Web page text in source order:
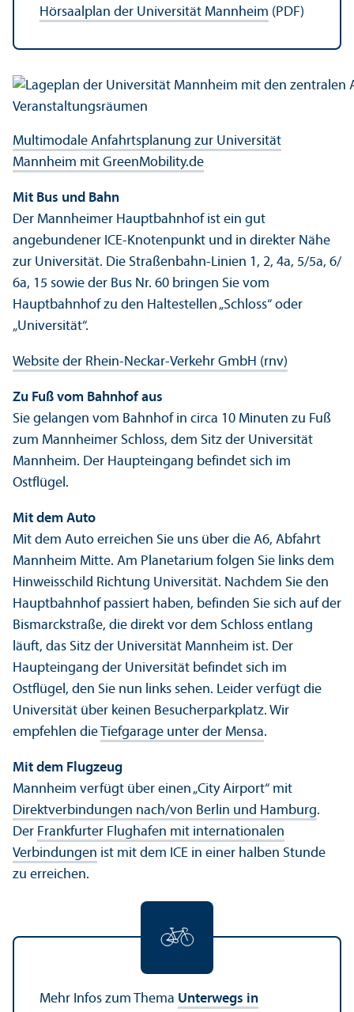
Hörsaalplan der Universität Mannheim (PDF)
Multimodale Anfahrtsplanung zur Universität
Mannheim mit GreenMobility.de
Mit Bus und Bahn
Der Mannheimer Hauptbahnhof ist ein gut
angebundener ICE-Knotenpunkt und in direkter Nähe
zur Universität. Die Straßenbahn-Linien 1, 2, 4a, 5/5a, 6/
6a, 15 sowie der Bus Nr. 60 bringen Sie vom
Hauptbahnhof zu den Haltestellen „Schloss“ oder
„Universität“.
Website der Rhein-Neckar-Verkehr GmbH (rnv)
Zu Fuß vom Bahnhof aus
Sie gelangen vom Bahnhof in circa 10 Minuten zu Fuß
zum Mannheimer Schloss, dem Sitz der Universität
Mannheim. Der Haupteingang befindet sich im
Ostflügel.
Mit dem Auto
Mit dem Auto erreichen Sie uns über die A6, Abfahrt
Mannheim Mitte. Am Planetarium folgen Sie links dem
Hinweisschild Richtung Universität. Nachdem Sie den
Hauptbahnhof passiert haben, befinden Sie sich auf der
Bismarckstraße, die direkt vor dem Schloss entlang
läuft, das Sitz der Universität Mannheim ist. Der
Haupteingang der Universität befindet sich im
Ostflügel, den Sie nun links sehen. Leider verfügt die
Universität über keinen Besucherparkplatz. Wir
empfehlen die Tiefgarage unter der Mensa.
Mit dem Flugzeug
Mannheim verfügt über einen „City Airport“ mit
Direktverbindungen nach/von Berlin und Hamburg.
Der Frankfurter Flughafen mit internationalen
Verbindungen ist mit dem ICE in einer halben Stunde
zu erreichen.
Mehr Infos zum Thema Unter­wegs in